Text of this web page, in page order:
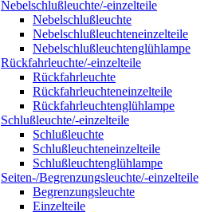
Nebelschlußleuchte/-einzelteile
Nebelschlußleuchte
Nebelschlußleuchteneinzelteile
Nebelschlußleuchtenglühlampe
Rückfahrleuchte/-einzelteile
Rückfahrleuchte
Rückfahrleuchteneinzelteile
Rückfahrleuchtenglühlampe
Schlußleuchte/-einzelteile
Schlußleuchte
Schlußleuchteneinzelteile
Schlußleuchtenglühlampe
Seiten-/Begrenzungsleuchte/-einzelteile
Begrenzungsleuchte
Einzelteile